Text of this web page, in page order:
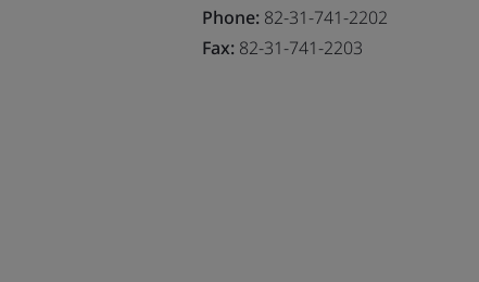
Phone:82-31-741-2202
Fax:82-31-741-2203